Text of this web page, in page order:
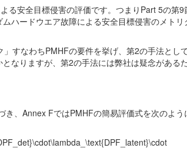
る安全目標侵害の評価です。つまりPart 5の第9
ハードウエア故障による安全目標侵害のメトリ
すなわちPMHFの要件を挙げ、第2の手法とし
なりますが、第2の手法には弊社は疑念があるた
、Annex FではPMHFの簡易評価式を次のよう